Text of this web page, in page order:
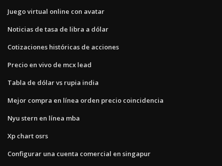
Juego virtual online con avatar
Noticias de tasa de libra a dólar
Cotizaciones históricas de acciones
Precio en vivo de mcx lead
Tabla de dólar vs rupia india
Mejor compra en línea orden precio coincidencia
Nyu stern en línea mba
Xp chart osrs
Configurar una cuenta comercial en singapur